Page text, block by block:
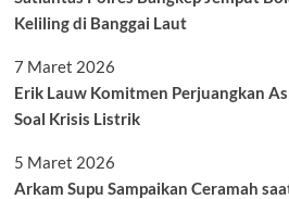
Keliling di Banggai Laut
7 Maret 2026
Erik Lauw Komitmen Perjuangkan
Soal Krisis Listrik
5 Maret 2026
Arkam Supu Sampaikan Ceramah